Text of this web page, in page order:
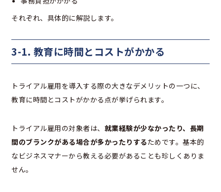
それぞれ、具体的に解説します。
3-1. 教育に時間とコストがかかる
トライアル雇用を導入する際の大きなデメリットの一つに、
教育に時間とコストがかかる点が挙げられます。
トライアル雇用の対象者は、 就業経験が少なかったり、長期
間のブランクがある場合が多かったりするためです。基本的
なビジネスマナーから教える必要があることも珍しくありま
せん。